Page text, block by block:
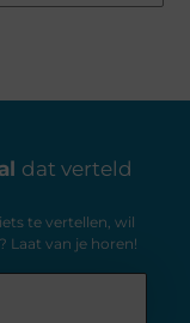
dat verteld
te vertellen, wil
Laat van je horen!